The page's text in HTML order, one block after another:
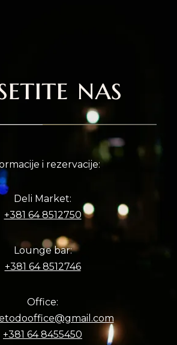
nas
i rezervacije:
Deli Market:
+381 64 8512750
Lounge bar:
+381 64 8512746
Office:
+381 64 8455450